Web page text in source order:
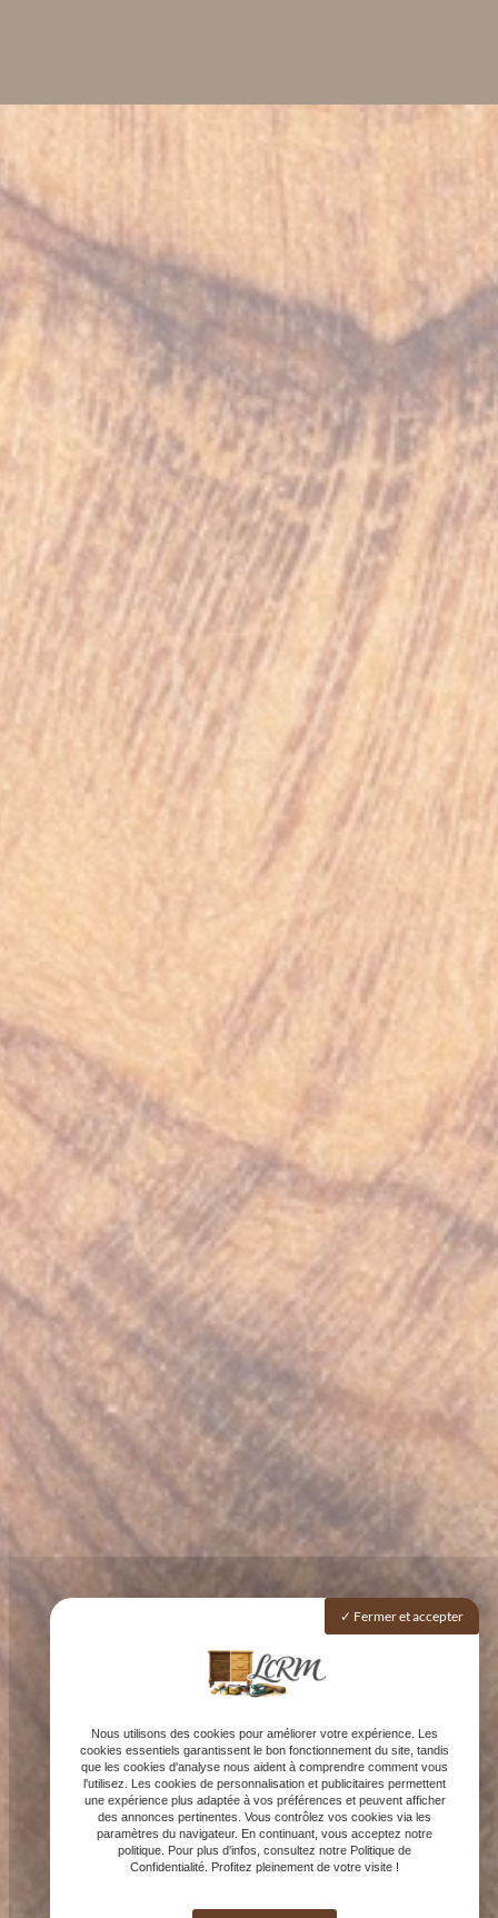
Fermer et accepter
Nous utilisons des cookies pour améliorer votre expérience. Les
cookies essentiels garantissent le bon fonctionnement du site, tandis
que les cookies d'analyse nous aident à comprendre comment vous
l'utilisez. Les cookies de personnalisation et publicitaires permettent
une expérience plus adaptée à vos préférences et peuvent afficher
des annonces pertinentes. Vous contrôlez vos cookies via les
paramètres du navigateur. En continuant, vous acceptez notre
politique. Pour plus d'infos, consultez notre Politique de
Confidentialité. Profitez pleinement de votre visite !